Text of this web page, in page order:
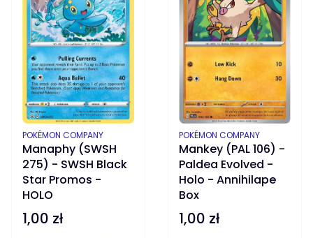
Manaphy (SWSH
275) - SWSH Black
Star Promos -
HOLO
PRODUCENT
POKÉMON COMPANY
Cena
1,00 zł
Mankey (PAL 106) -
Paldea Evolved -
Holo - Annihilape
Box
PRODUCENT
POKÉMON COMPANY
Cena
1,00 zł